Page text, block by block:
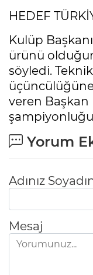
HEDEF
Kulüp
ürünü
söyledi.
veren Başkan
Yorum
Adınız
Mesaj